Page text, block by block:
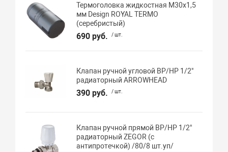
Термоголовка жидкостная М30х1,5
мм Design ROYAL TERMO
(серебристый)
690 руб. / шт.
Клапан ручной угловой ВР/НР 1/2"
радиаторный ARROWHEAD
390 руб. / шт.
Клапан ручной прямой ВР/НР 1/2"
радиаторный ZEGOR (с
антипротечкой) /80/8 шт.уп/